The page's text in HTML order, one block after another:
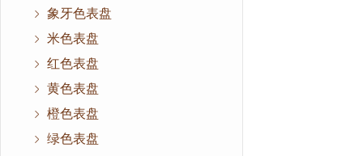
象牙色表盘
米色表盘
红色表盘
黄色表盘
橙色表盘
绿色表盘